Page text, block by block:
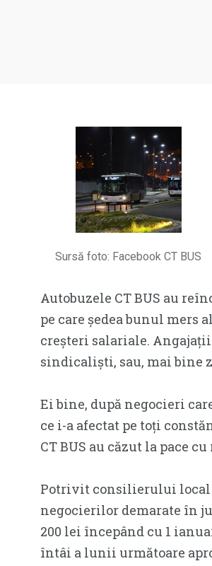
Sursă foto: Facebook CT BUS
Autobuzele CT BUS au
pe care ședea bunul mers
creșteri salariale.
sindicaliști, sau, mai bine
Ei bine, după negocieri
ce i-a afectat pe toți
CT BUS au căzut la pace
Potrivit consilierului local
negocierilor demarate în
200 lei începând cu 1
întâi a lunii următoare